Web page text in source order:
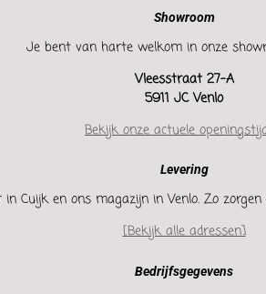
Showroom
Je bent van harte welkom in onze
Vleesstraat 27-A
5911 JC Venlo
Bekijk onze actuele
Levering
Cuijk en ons magazijn in Venlo. Zo
[Bekijk alle adressen]
Bedrijfsgegevens